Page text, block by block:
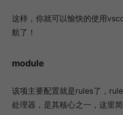
这样，你就可以愉快的使用
航了！
module
该项主要配置就是rules了，
处理器，是其核心之一，这里